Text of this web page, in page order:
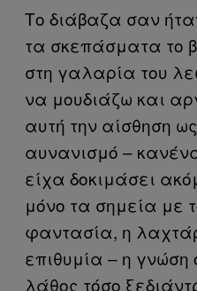
Το διάβαζα σαν
τα σκεπάσματα το
στη γαλαρία του
να μουδιάζω και
αυτή την αίσθηση
αυνανισμό –
είχα δοκιμάσει
μόνο τα σημεία με
φαντασία, η
επιθυμία – η γνώση
λάθος τόσο